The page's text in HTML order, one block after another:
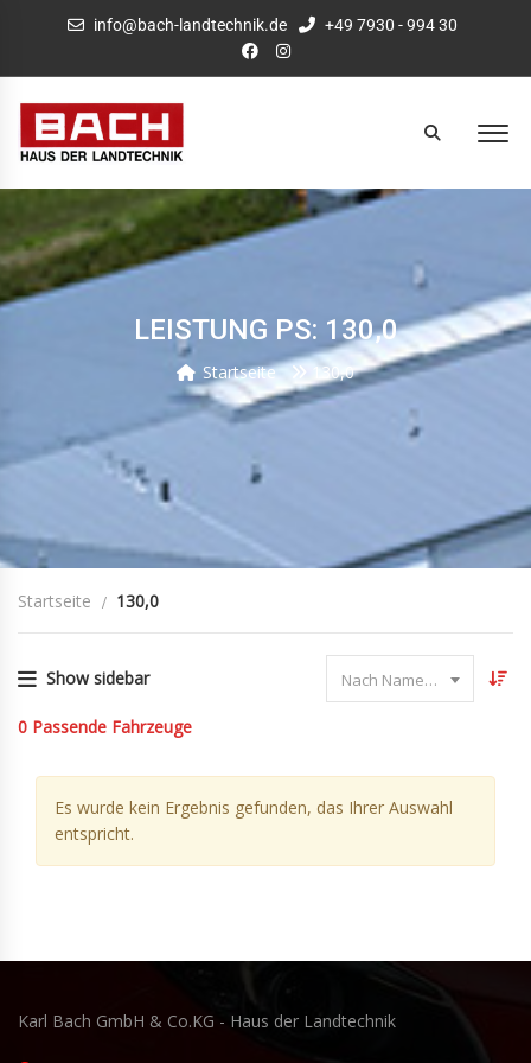
info@bach-landtechnik.de +49 7930 - 994 30
LEISTUNG PS: 130,0
Startseite 130,0
Startseite 130,0
Show sidebar Nach Name sortieren
0 Passende Fahrzeuge
Es wurde kein Ergebnis gefunden, das Ihrer Auswahl
entspricht.
Karl Bach GmbH & Co.KG - Haus der Landtechnik